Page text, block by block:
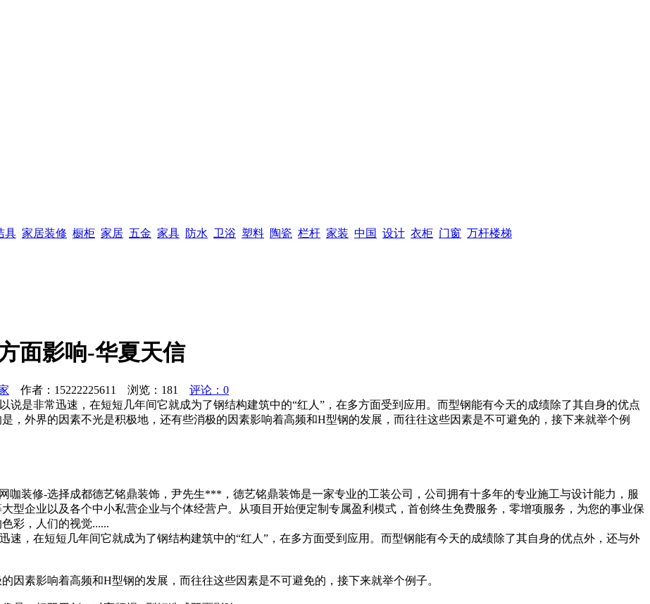
具 家居装修 橱柜 家居 五金 家具 防水 卫浴 塑料 陶瓷 栏杆 家装 中国 设计 衣柜 门窗 万杆楼梯
面影响-华夏天信
作者：15222225611 浏览： 181
评论：0
说是非常迅速，在短短几年间它就成为了钢结构建筑中的“红人”，在多方面受到应用。而型钢能有今天的成绩除了其自身的优点
，外界的因素不光是积极地，还有些消极的因素影响着高频和H型钢的发展，而往往这些因素是不可避免的，接下来就举个例
咖装修-选择成都德艺铭鼎装饰，尹先生***，德艺铭鼎装饰是一家专业的工装公司，公司拥有十多年的专业施工与设计能力，服
型企业以及各个中小私营企业与个体经营户。从项目开始便定制专属盈利模式，首创终生免费服务，零增项服务，为您的事业保
彩，人们的视觉......
速，在短短几年间它就成为了钢结构建筑中的“红人”，在多方面受到应用。而型钢能有今天的成绩除了其自身的优点外，还与外
因素影响着高频和H型钢的发展，而往往这些因素是不可避免的，接下来就举个例子。